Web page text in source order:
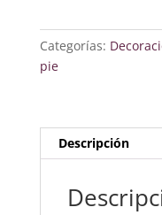
Categorías:
pie
Descripción